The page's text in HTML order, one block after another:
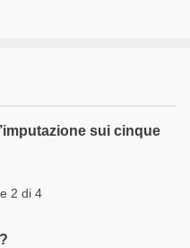
sui cinque
2 di 4